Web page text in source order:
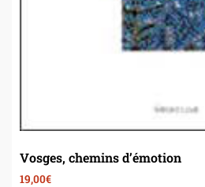
Vosges, chemins d’émotion
19,00€